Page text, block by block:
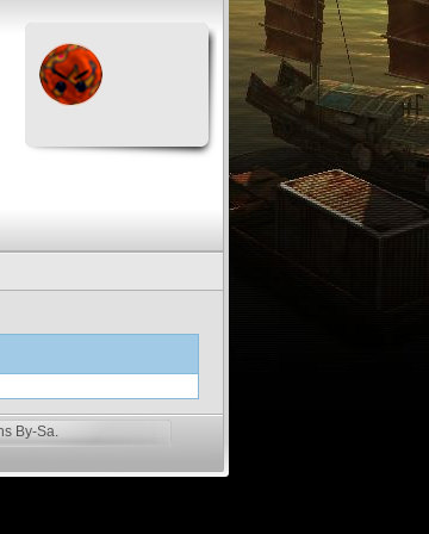
By-Sa